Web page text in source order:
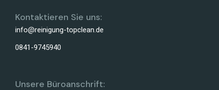
Kontaktieren Sie uns:
info@reinigung-topclean.de
0841-9745940
Unsere Büroanschrift: